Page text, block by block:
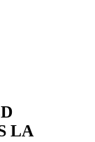
LA